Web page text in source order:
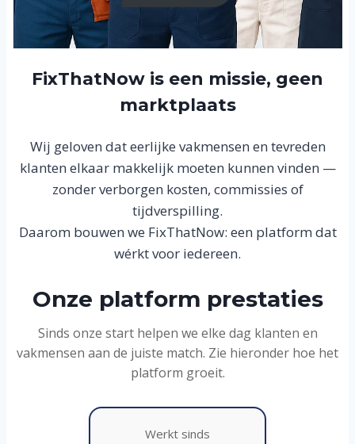
FixThatNow is een missie, geen
marktplaats
Wij geloven dat eerlijke vakmensen en tevreden
klanten elkaar makkelijk moeten kunnen vinden —
zonder verborgen kosten, commissies of
tijdverspilling.
Daarom bouwen we FixThatNow: een platform dat
wérkt voor iedereen.
Onze platform prestaties
Sinds onze start helpen we elke dag klanten en
vakmensen aan de juiste match. Zie hieronder hoe het
platform groeit.
Werkt sinds